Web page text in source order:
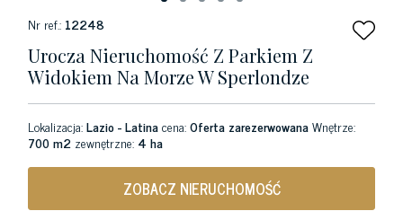
Nr ref.: 12248
Urocza Nieruchomość Z Parkiem Z
Widokiem Na Morze W Sperlondze
Lokalizacja:Lazio - Latinacena:Oferta zarezerwowanaWnętrze:
700 m2 zewnętrzne: 4 ha
ZOBACZ NIERUCHOMOŚĆ